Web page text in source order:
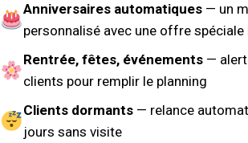
Anniversaires automatiques— un
personnalisé avec une offre spéciale
Rentrée, fêtes, événements—
clients pour remplir le planning
Clients dormants— relance
jours sans visite